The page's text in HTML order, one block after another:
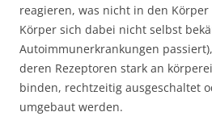
reagieren, was nicht in den
Körper sich dabei nicht selbst
Autoimmunerkrankungen
deren Rezeptoren stark an
binden, rechtzeitig ausgeschaltet
umgebaut werden.